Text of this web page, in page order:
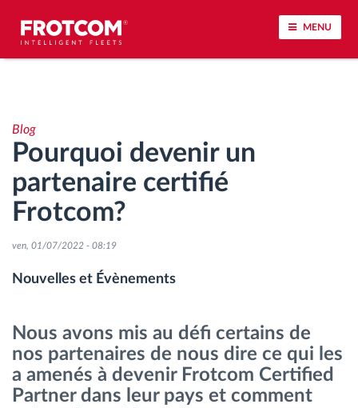
MENU
Analyse du comportement de conduite
Contrôle des temps de conduite
Gestion de la main-d’œuvre
Téléchargement du tachygraphe à distance
Contrôle d'accès
Gestion de carburant
Blog
Pourquoi devenir un
partenaire certifié
Frotcom?
ven, 01/07/2022 - 08:19
Nouvelles et Évènements
Nous avons mis au défi certains de
nos partenaires de nous dire ce qui les
a amenés à devenir Frotcom Certified
Partner dans leur pays et comment